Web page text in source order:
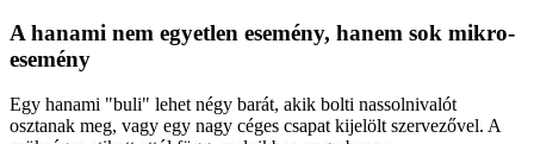
A hanami nem egyetlen esemény, hanem sok mikro-
esemény
Egy hanami "buli" lehet négy barát, akik bolti nassolnivalót
osztanak meg, vagy egy nagy céges csapat kijelölt szervezővel. A